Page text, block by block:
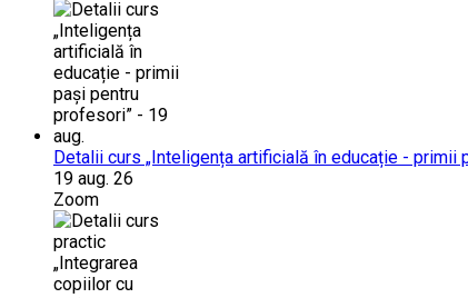
Detalii curs „Inteligența artificială în educație - primii
19 aug. 26
Zoom